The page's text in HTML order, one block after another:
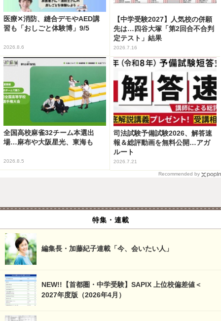
医療✕消防、縫合デモやAED講
習も「おしごと体験博」9/5
2026.8.6
【中学受験2027】人気校の併願
先は…四谷大塚「第2回合不合判
定テスト」結果
2026.7.16
全国高校麻雀32チーム本選出
場…麻布や大阪星光、東海も
2026.8.5
司法試験予備試験2026、解答速
報＆総評動画を無料公開…アガ
ルート
2026.7.21
Recommended by
特集・連載
編集長・加藤紀子連載「今、会いたい人」
NEW!!【首都圏・中学受験】SAPIX 上位校偏差値＜
2027年度版（2026年4月）